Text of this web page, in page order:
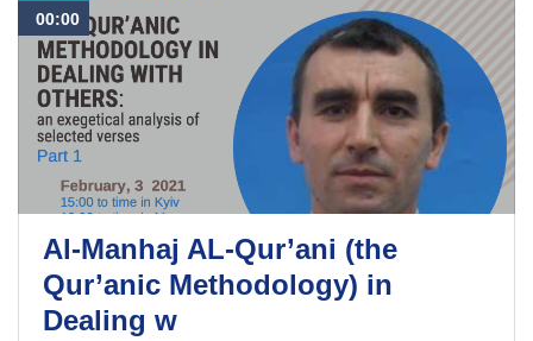
00:00
Al-Manhaj AL-Qur’ani (the
Qur’anic Methodology) in
Dealing w